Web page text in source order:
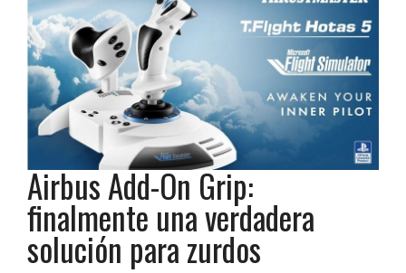
Airbus Add-On Grip:
finalmente una verdadera
solución para zurdos